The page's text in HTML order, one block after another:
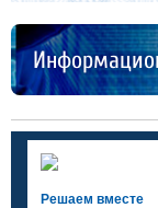
Решаем вместе